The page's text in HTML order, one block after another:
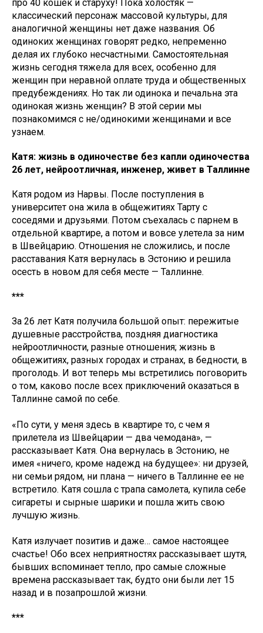
про 40 кошек и старуху! Пока холостяк —
классический персонаж массовой культуры, для
аналогичной женщины нет даже названия. Об
одиноких женщинах говорят редко, непременно
делая их глубоко несчастными. Самостоятельная
жизнь сегодня тяжела для всех, особенно для
женщин при неравной оплате труда и общественных
предубеждениях. Но так ли одинока и печальна эта
одинокая жизнь женщин? В этой серии мы
познакомимся с не/одинокими женщинами и все
узнаем.
Катя: жизнь в одиночестве без капли одиночества
26 лет, нейроотличная, инженер, живет в Таллинне
Катя родом из Нарвы. После поступления в
университет она жила в общежитиях Тарту с
соседями и друзьями. Потом съехалась с парнем в
отдельной квартире, а потом и вовсе улетела за ним
в Швейцарию. Отношения не сложились, и после
расставания Катя вернулась в Эстонию и решила
осесть в новом для себя месте — Таллинне.
***
За 26 лет Катя получила большой опыт: пережитые
душевные расстройства, поздняя диагностика
нейроотличности, разные отношения; жизнь в
общежитиях, разных городах и странах, в бедности, в
проголодь. И вот теперь мы встретились поговорить
о том, каково после всех приключений оказаться в
Таллинне самой по себе.
«По сути, у меня здесь в квартире то, с чем я
прилетела из Швейцарии — два чемодана», —
рассказывает Катя. Она вернулась в Эстонию, не
имея «ничего, кроме надежд на будущее»: ни друзей,
ни семьи рядом, ни плана — ничего в Таллинне ее не
встретило. Катя сошла с трапа самолета, купила себе
сигареты и сырные шарики и пошла жить свою
лучшую жизнь.
Катя излучает позитив и даже… самое настоящее
счастье! Обо всех неприятностях рассказывает шутя,
бывших вспоминает тепло, про самые сложные
времена рассказывает так, будто они были лет 15
назад и в позапрошлой жизни.
***